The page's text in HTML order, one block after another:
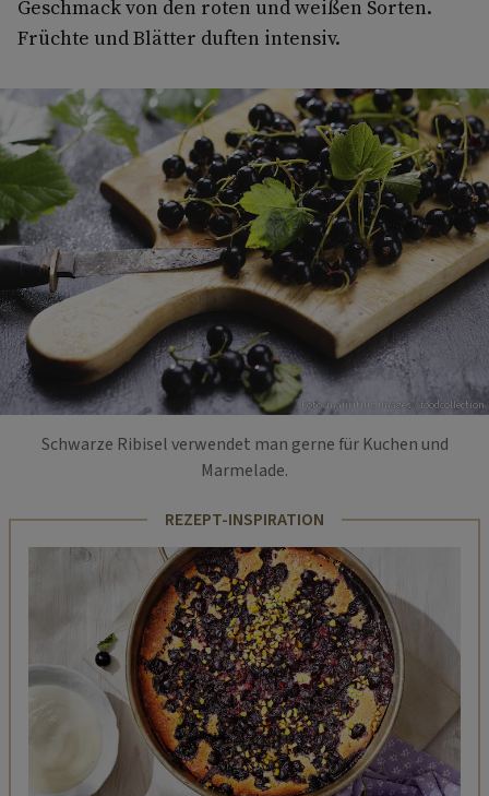
Geschmack von den roten und weißen Sorten.
Früchte und Blätter duften intensiv.
Foto: mauritius images / foodcollection
Schwarze Ribisel verwendet man gerne für Kuchen und
Marmelade.
REZEPT-INSPIRATION